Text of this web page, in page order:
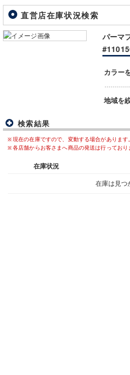
直営店在庫状況検索
パーマ
カラー
地域を
検索結果
現在の在庫ですので、変動する場合がありま
各店舗からお客さまへ商品の発送は行っており
在庫状況
在庫は見